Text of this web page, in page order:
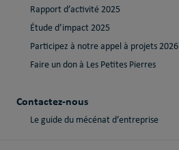
Rapport d’activité 2025
Étude d’impact 2025
Participez à notre appel à projets 2026
Faire un don à Les Petites Pierres
Contactez-nous
Le guide du mécénat d’entreprise